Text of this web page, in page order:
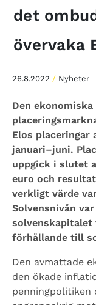
det
övervaka
26.8.2022 / Nyheter
Den
Elos placeringar
januari–juni.
uppgick i slutet
euro och
verkligt värde
Solvensnivån
solvenskapitalet
förhållande till
Den avmattade
den ökade
penningpolitiken